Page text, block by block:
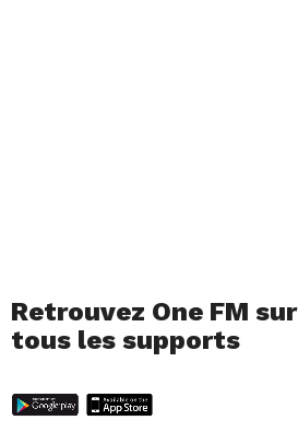
Retrouvez One FM sur
tous les supports